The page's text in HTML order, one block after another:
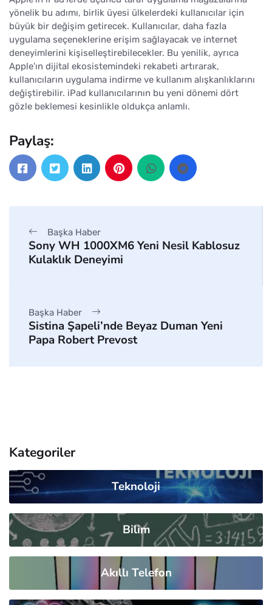
yönelik bu adımı, birlik üyesi ülkelerdeki kullanıcılar için
büyük bir değişim getirecek. Kullanıcılar, daha fazla
uygulama seçeneklerine erişim sağlayacak ve internet
deneyimlerini kişiselleştirebilecekler. Bu yenilik, ayrıca
Apple'ın dijital ekosistemindeki rekabeti artırarak,
kullanıcıların uygulama indirme ve kullanım alışkanlıklarını
değiştirebilir. iPad kullanıcılarının bu yeni dönemi dört
gözle beklemesi kesinlikle oldukça anlamlı.
Paylaş:
Başka Haber
Sony WH 1000XM6 Yeni Nesil Kablosuz
Kulaklık Deneyimi
Başka Haber
Sistina Şapeli’nde Beyaz Duman Yeni
Papa Robert Prevost
Kategoriler
Teknoloji
Bilim
Akıllı Telefon